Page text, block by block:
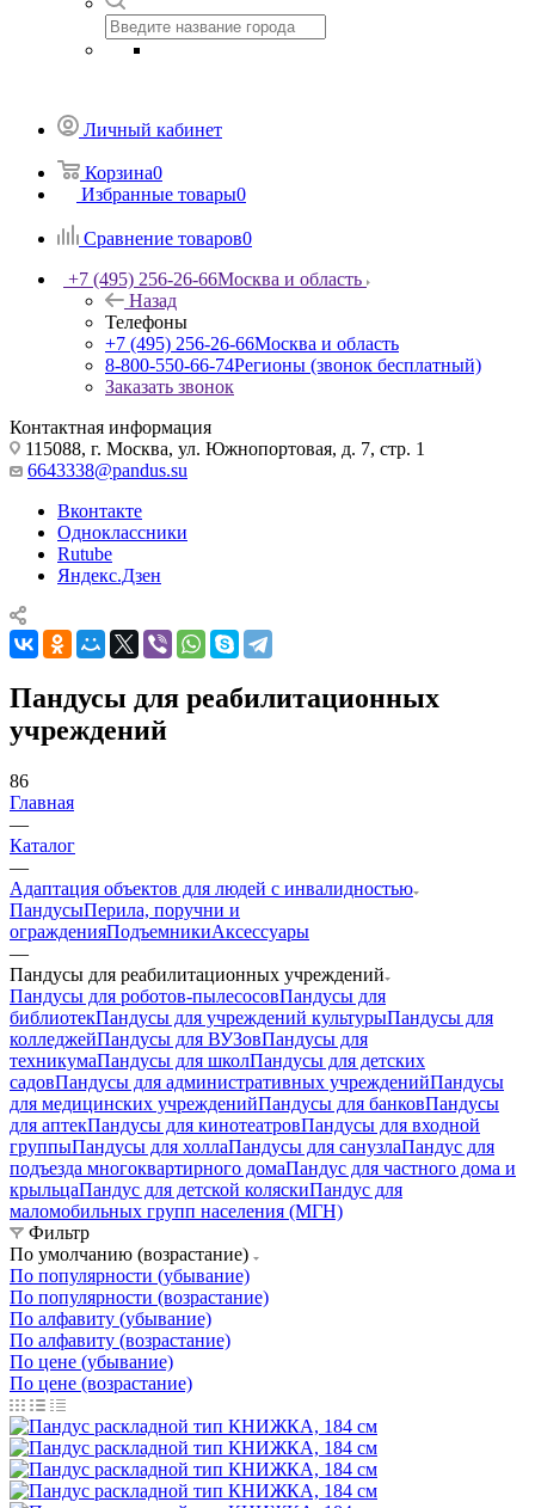
Личный кабинет
Корзина0
Избранные товары0
Сравнение товаров0
+7 (495) 256-26-66Москва и область
Назад
Телефоны
+7 (495) 256-26-66Москва и область
8-800-550-66-74Регионы (звонок бесплатный)
Заказать звонок
Контактная информация
115088, г. Москва, ул. Южнопортовая, д. 7, стр. 1
6643338@pandus.su
Вконтакте
Одноклассники
Rutube
Яндекс.Дзен
Пандусы для реабилитационных
учреждений
86
Главная
—
Каталог
—
Адаптация объектов для людей с инвалидностью
ПандусыПерила, поручни и
огражденияПодъемникиАксессуары
—
Пандусы для реабилитационных учреждений
Пандусы для роботов-пылесосовПандусы для
библиотекПандусы для учреждений культурыПандусы для
колледжейПандусы для ВУЗовПандусы для
техникумаПандусы для школПандусы для детских
садовПандусы для административных учрежденийПандусы
для медицинских учрежденийПандусы для банковПандусы
для аптекПандусы для кинотеатровПандусы для входной
группыПандусы для холлаПандусы для санузлаПандус для
подъезда многоквартирного домаПандус для частного дома и
крыльцаПандус для детской коляскиПандус для
маломобильных групп населения (МГН)
Фильтр
По умолчанию (возрастание)
По популярности (убывание)
По популярности (возрастание)
По алфавиту (убывание)
По алфавиту (возрастание)
По цене (убывание)
По цене (возрастание)